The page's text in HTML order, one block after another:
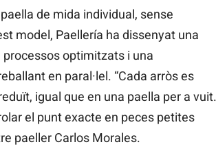
de mida individual, sense
model, Paellería ha dissenyat una
optimitzats i una
en paral·lel. “Cada arròs es
igual que en una paella per a vuit.
el punt exacte en peces petites
paeller Carlos Morales.